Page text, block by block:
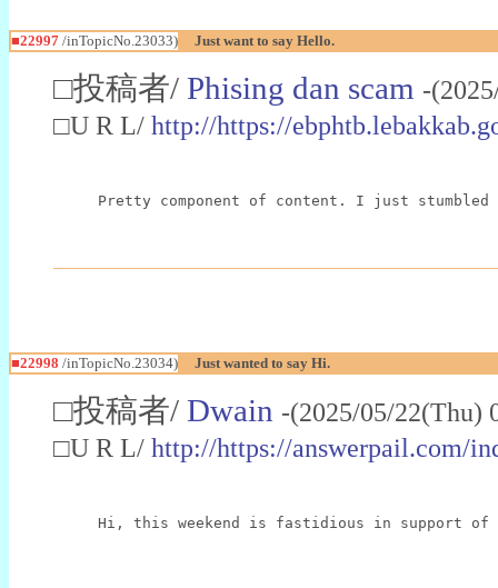
■22997 /inTopicNo.23033) Just want to say Hello.
□投稿者/ Phising dan scam -
□U R L/ http://https://
Pretty component of content. I just
■22998 /inTopicNo.23034) Just wanted to say Hi.
□投稿者/ Dwain -(2025/05/
□U R L/ http://https://answerpail.com/
Hi, this weekend is fastidious in support of